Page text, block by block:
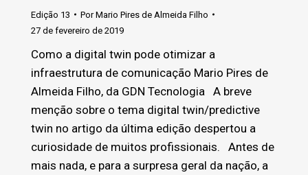
Edição 13 PorMario Pires de Almeida Filho
27 de fevereiro de 2019
Como a digital twin pode otimizar a
infraestrutura de comunicação Mario Pires de
Almeida Filho, da GDN Tecnologia A breve
menção sobre o tema digital twin/predictive
twin no artigo da última edição despertou a
curiosidade de muitos profissionais. Antes de
mais nada, e para a surpresa geral da nação, a